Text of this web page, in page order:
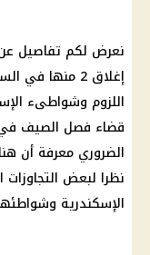
نعرض لكم تفاصيل
إغلاق 2 منها
اللزوم وشواطىء
قضاء فصل الصيف في
الضروري معرفة أن
نظرا لبعض
الإسكندرية